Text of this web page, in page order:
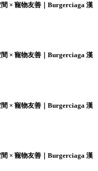
× 寵物友善｜Burgerciaga 漢
× 寵物友善｜Burgerciaga 漢
× 寵物友善｜Burgerciaga 漢
× 寵物友善｜Burgerciaga 漢